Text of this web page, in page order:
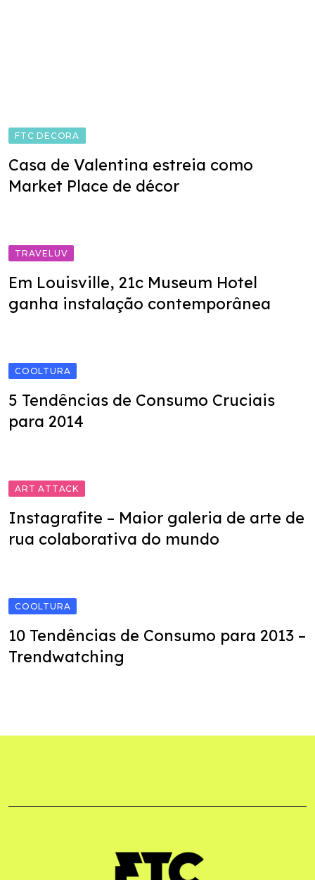
FTC DECORA
Casa de Valentina estreia como
Market Place de décor
TRAVELUV
Em Louisville, 21c Museum Hotel
ganha instalação contemporânea
COOLTURA
5 Tendências de Consumo Cruciais
para 2014
ART ATTACK
Instagrafite – Maior galeria de arte de
rua colaborativa do mundo
COOLTURA
10 Tendências de Consumo para 2013 –
Trendwatching